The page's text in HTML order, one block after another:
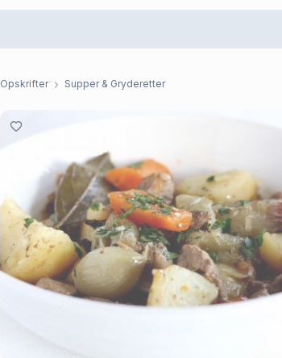
Opskrifter Supper & Gryderetter